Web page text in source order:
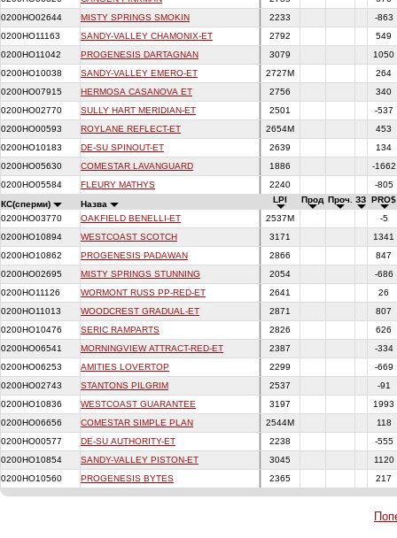
0200HO02644
MISTY SPRINGS SMOKIN 2233
-863
0200HO11163
SANDY-VALLEY CHAMONIX-ET 2792
549
0200HO11042
PROGENESIS DARTAGNAN 3079
1050
0200HO10038
SANDY-VALLEY EMERO-ET 2727M
264
0200HO07915
HERMOSA CASANOVA ET 2756
340
0200HO02770
SULLY HART MERIDIAN-ET 2501
-537
0200HO00593
ROYLANE REFLECT-ET 2654M
453
0200HO10183
DE-SU SPINOUT-ET 2639
134
0200HO05630
COMESTAR LAVANGUARD 1886
-
0200HO05584
FLEURY MATHYS 2240
-805
КС(сперми)
Назва LPI Прод Проч. ЗЗ PRO$
0200HO03770
OAKFIELD BENELLI-ET 2537M
-5
0200HO10894
WESTCOAST SCOTCH 3171
1341
0200HO10862
PROGENESIS PADAWAN 2866
847
0200HO02695
MISTY SPRINGS STUNNING 2054
-686
0200HO11126
WORMONT RUSS PP-RED-ET 2641
26
0200HO11013
WOODCREST GRADUAL-ET 2871
807
0200HO10476
SERIC RAMPARTS 2826
626
0200HO06541
MORNINGVIEW ATTRACT-RED-ET 2387
-334
0200HO06253
AMITIES LOVERTOP 2299
-669
0200HO02743
STANTONS PILGRIM 2537
-91
0200HO10836
WESTCOAST GUARANTEE 3197
1993
0200HO06656
COMESTAR SIMPLE PLAN 2544M
118
0200HO00577
DE-SU AUTHORITY-ET 2238
-555
0200HO10854
SANDY-VALLEY PISTON-ET 3045
1120
0200HO10560
PROGENESIS BYTES 2365 217